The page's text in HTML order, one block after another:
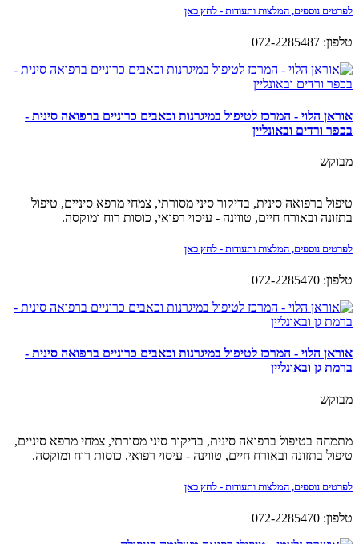
לפרטים נוספים, המלצות ותעודות - לחץ כאן
טלפון: 072-2285487
אוראן הלוי - המרכז לטיפול במיגרנות וכאבים כרוניים ברפואה סינית -
בכפר ורדים ובאונליין
מבוקש
טיפול ברפואה סינית, בדיקור סיני מסורתי, צמחי מרפא סיניים, טיפול
בתזונה ובאורח חיים, טווינה - עיסוי רפואי, כוסות רוח ומוקסה.
לפרטים נוספים, המלצות ותעודות - לחץ כאן
טלפון: 072-2285470
אוראן הלוי - המרכז לטיפול במיגרנות וכאבים כרוניים ברפואה סינית -
ברמת גן ובאונליין
מבוקש
מתמחה בטיפול ברפואה סינית, בדיקור סיני מסורתי, צמחי מרפא סיניים,
טיפול בתזונה ובאורח חיים, טווינה - עיסוי רפואי, כוסות רוח ומוקסה.
לפרטים נוספים, המלצות ותעודות - לחץ כאן
טלפון: 072-2285470